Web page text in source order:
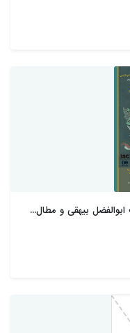
بیهقی و مطال...